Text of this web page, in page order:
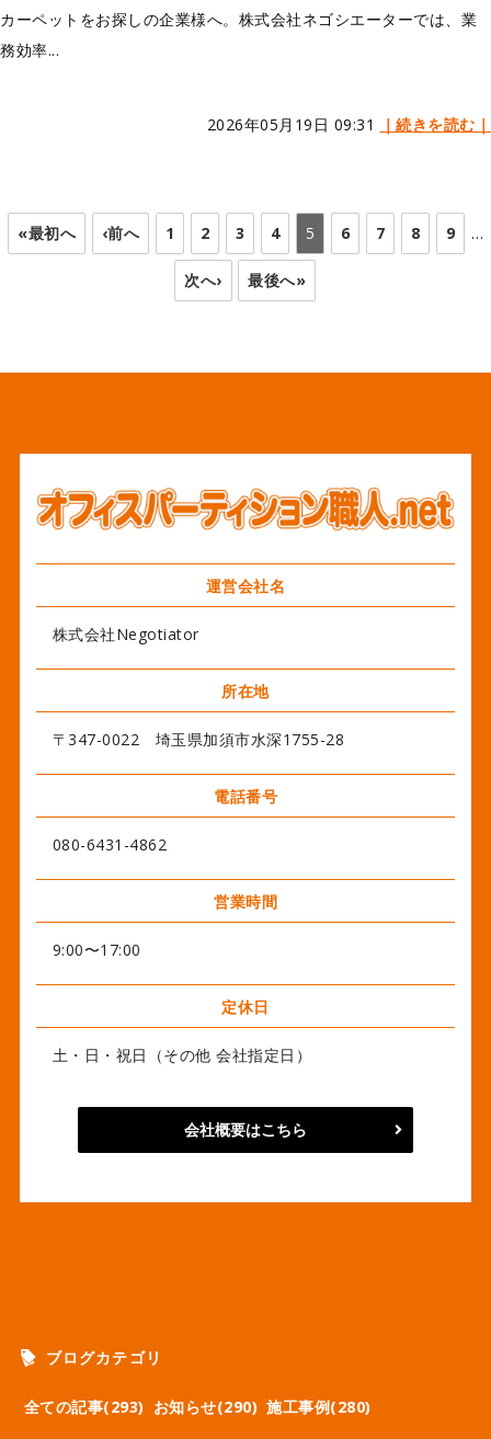
カーペットをお探しの企業様へ。株式会社ネゴシエーターでは、業
務効率...
2026年05月19日 09:31 ｜続きを読む｜
«最初へ ‹前へ 1 2 3 4 5 6 7 8 9 …
次へ› 最後へ»
運営会社名
株式会社Negotiator
所在地
〒347-0022 埼玉県加須市水深1755-28
電話番号
080-6431-4862
営業時間
9:00〜17:00
定休日
土・日・祝日（その他 会社指定日）
会社概要はこちら
ブログカテゴリ
全ての記事(293) お知らせ(290) 施工事例(280)